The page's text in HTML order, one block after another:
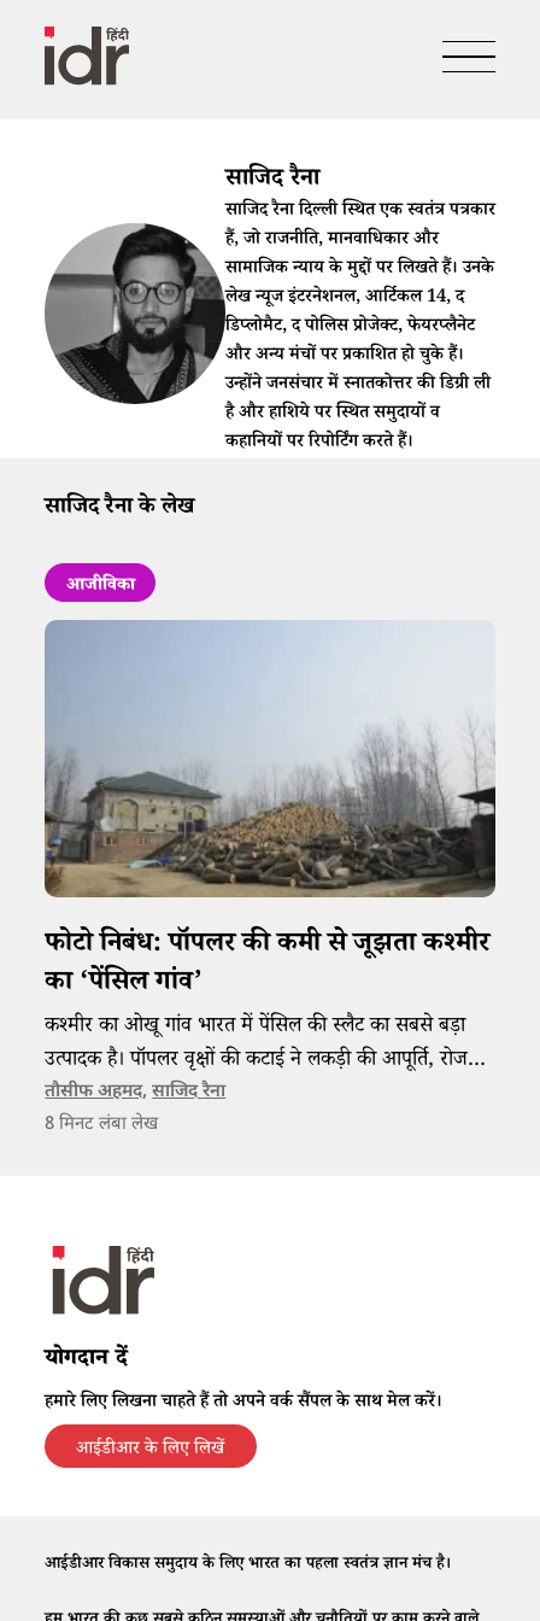
​​साजिद रैना​
​​साजिद रैना दिल्ली स्थित एक स्वतंत्र पत्रकार
हैं, जो राजनीति, मानवाधिकार और
सामाजिक न्याय के मुद्दों पर लिखते हैं। उनके
लेख न्यूज इंटरनेशनल, आर्टिकल 14, द
डिप्लोमैट, द पोलिस प्रोजेक्ट, फेयरप्लैनेट
और अन्य मंचों पर प्रकाशित हो चुके हैं।
उन्होंने जनसंचार में स्नातकोत्तर की डिग्री ली
है और हाशिये पर स्थित समुदायों व
कहानियों पर रिपोर्टिंग करते हैं।​
​​साजिद रैना​ के लेख
आजीविका
फोटो निबंध: पॉपलर की कमी से जूझता कश्मीर
का ‘पेंसिल गांव’​
कश्मीर का ओखू गांव भारत में पेंसिल की स्लैट का सबसे बड़ा
उत्पादक है। पॉपलर वृक्षों की कटाई ने लकड़ी की आपूर्ति, रोजगार
और स्थानीय अर्थव्यवस्था—तीनों को संकट में डाल दिया है।
​​तौसीफ अहमद,​​साजिद रैना​
8 मिनट लंबा लेख
योगदान दें
हमारे लिए लिखना चाहते हैं तो अपने वर्क सैंपल के साथ मेल करें।
आईडीआर के लिए लिखें
आईडीआर विकास समुदाय के लिए भारत का पहला स्वतंत्र ज्ञान मंच है।